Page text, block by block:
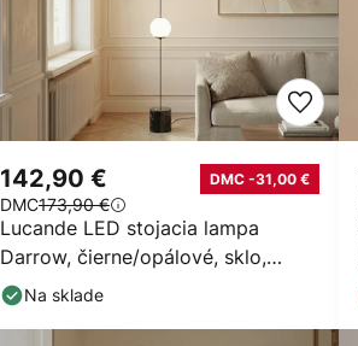
Lucande LED stojacia lampa
Darrow, čierne/opálové, sklo,
stmievateľné
142,90 € DMC -31,00 €
DMC173,90 €
Na sklade